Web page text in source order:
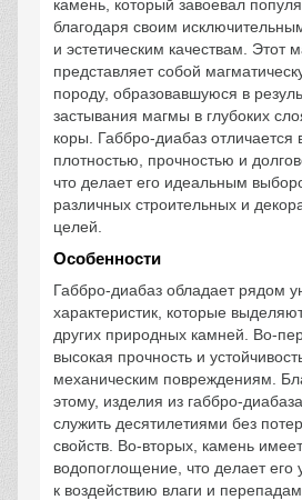
камень, который завоевал
благодаря своим
и эстетическим качествам. Этот
представляет собой
породу, образовавшуюся в
застывания магмы в глубоких
коры. Габбро-диабаз отличается
плотностью, прочностью и
что делает его идеальным
различных строительных и
целей.
Особенности
Габбро-диабаз обладает рядом
характеристик, которые
других природных камней. Во-
высокая прочность и
механическим повреждениям.
этому, изделия из габбро-
служить десятилетиями без
свойств. Во-вторых, камень
водопоглощение, что делает его
к воздействию влаги и перепадам